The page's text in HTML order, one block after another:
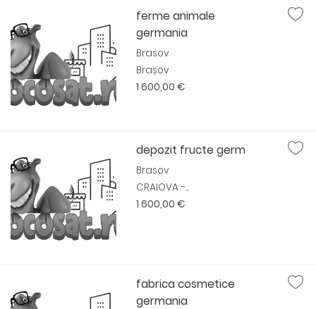
ferme animale
germania
Brasov
Brașov
1 600,00 €
depozit fructe germ
Brasov
CRAIOVA -...
1 600,00 €
fabrica cosmetice
germania